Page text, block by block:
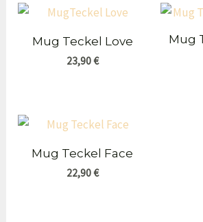
Mug Teckel Love
23,90€
Mug
Mug Teckel Face
22,90€